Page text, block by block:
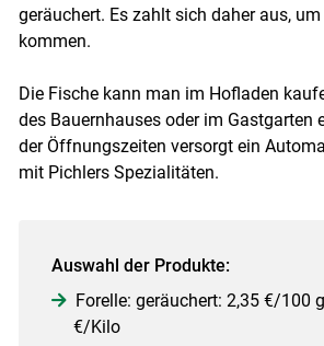
geräuchert. Es zahlt sich daher aus,
kommen.
Die Fische kann man im Hofladen
des Bauernhauses oder im Gastgarten
der Öffnungszeiten versorgt ein
mit Pichlers Spezialitäten.
Auswahl der Produkte:
Forelle: geräuchert: 2,35 €/100
€/Kilo